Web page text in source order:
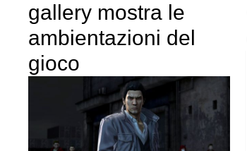
gallery mostra le
ambientazioni del
gioco